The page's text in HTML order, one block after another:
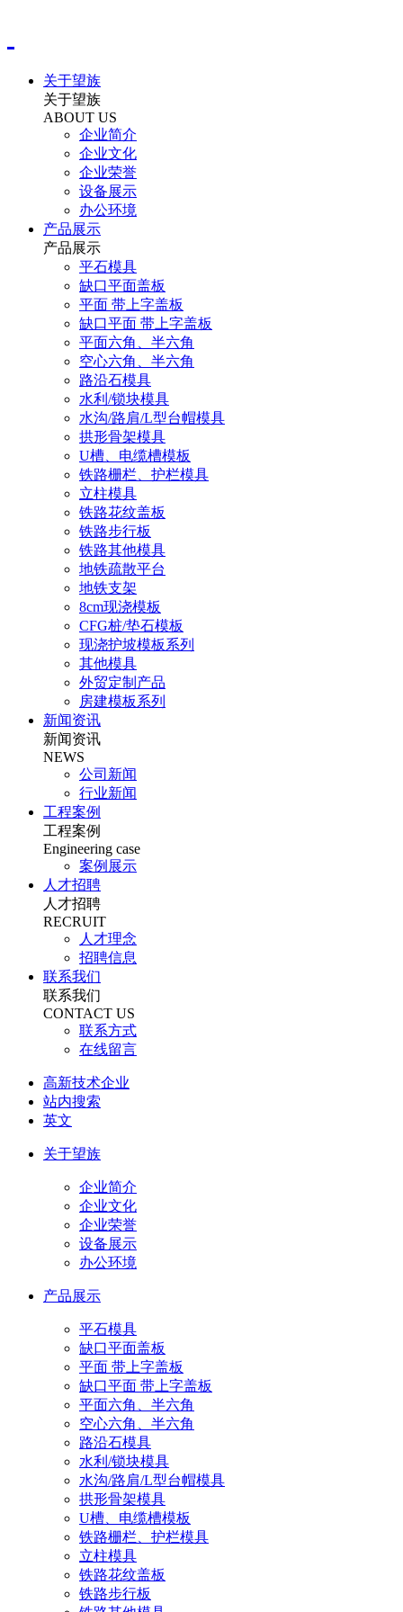
关于望族
关于望族
ABOUT US
企业简介
企业文化
企业荣誉
设备展示
办公环境
产品展示
产品展示
平石模具
缺口平面盖板
平面 带上字盖板
缺口平面 带上字盖板
平面六角、半六角
空心六角、半六角
路沿石模具
水利/锁块模具
水沟/路肩/L型台帽模具
拱形骨架模具
U槽、电缆槽模板
铁路栅栏、护栏模具
立柱模具
铁路花纹盖板
铁路步行板
铁路其他模具
地铁疏散平台
地铁支架
8cm现浇模板
CFG桩/垫石模板
现浇护坡模板系列
其他模具
外贸定制产品
房建模板系列
新闻资讯
新闻资讯
NEWS
公司新闻
行业新闻
工程案例
工程案例
Engineering case
案例展示
人才招聘
人才招聘
RECRUIT
人才理念
招聘信息
联系我们
联系我们
CONTACT US
联系方式
在线留言
高新技术企业
站内搜索
英文
关于望族
企业简介
企业文化
企业荣誉
设备展示
办公环境
产品展示
平石模具
缺口平面盖板
平面 带上字盖板
缺口平面 带上字盖板
平面六角、半六角
空心六角、半六角
路沿石模具
水利/锁块模具
水沟/路肩/L型台帽模具
拱形骨架模具
U槽、电缆槽模板
铁路栅栏、护栏模具
立柱模具
铁路花纹盖板
铁路步行板